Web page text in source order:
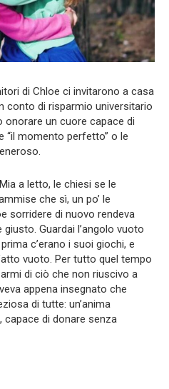
di Chloe ci invitarono a casa
conto di risparmio universitario
onorare un cuore capace di
“il momento perfetto” o le
a letto, le chiesi se le
che sì, un po’ le
sorridere di nuovo rendeva
Guardai l’angolo vuoto
c’erano i suoi giochi, e
vuoto. Per tutto quel tempo
di ciò che non riuscivo a
appena insegnato che
di tutte: un’anima
capace di donare senza